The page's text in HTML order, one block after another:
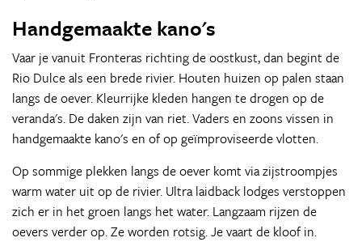
Handgemaakte kano's
Vaar je vanuit Fronteras richting de oostkust, dan begint de
Rio Dulce als een brede rivier. Houten huizen op palen staan
langs de oever. Kleurrijke kleden hangen te drogen op de
veranda's. De daken zijn van riet. Vaders en zoons vissen in
handgemaakte kano's en of op geïmproviseerde vlotten.
Op sommige plekken langs de oever komt via zijstroompjes
warm water uit op de rivier. Ultra laidback lodges verstoppen
zich er in het groen langs het water. Langzaam rijzen de
oevers verder op. Ze worden rotsig. Je vaart de kloof in.